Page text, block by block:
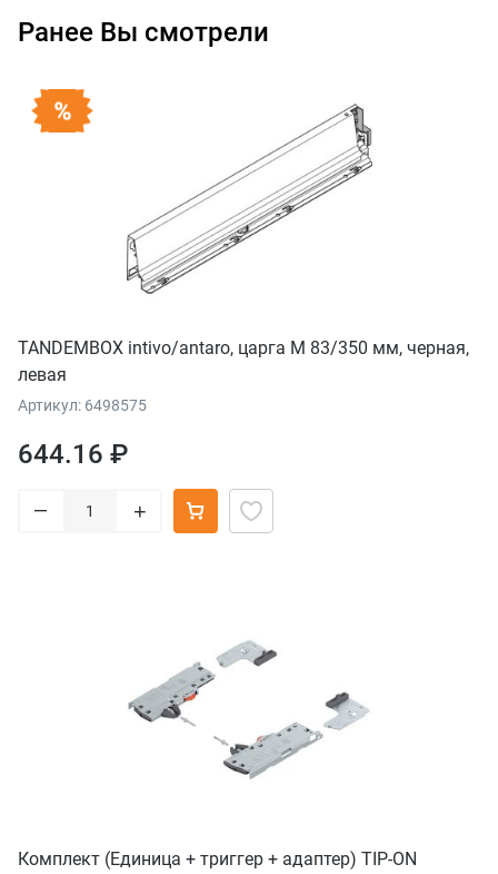
Ранее Вы смотрели
TANDEMBOX intivo/antaro, царга M 83/350 мм, черная,
левая
Артикул: 6498575
644.16 ₽
– +
Комплект (Единица + триггер + адаптер) TIP-ON